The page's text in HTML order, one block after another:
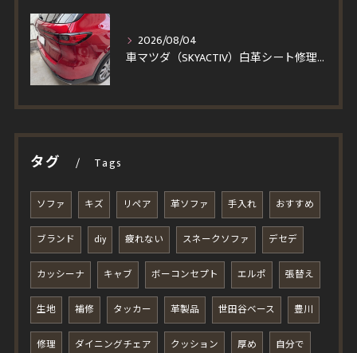
2026/08/04
車マツダ（SKYACTIV）白革シート修理｜汚れを落とそうとしてベタついた座面・パンチングレザーの塗装再生事例
タグ Tags
ソファ キズ リペア 革ソファ 手入れ おすすめ
ブランド diy 疲れない スネークソファ デセデ
カッシーナ キャブ ボーコンセプト エルポ 張替え
生地 補修 タッカー 革製品 世田谷ベース 豊川
修理 ダイニングチェア クッション 厚め 自分で